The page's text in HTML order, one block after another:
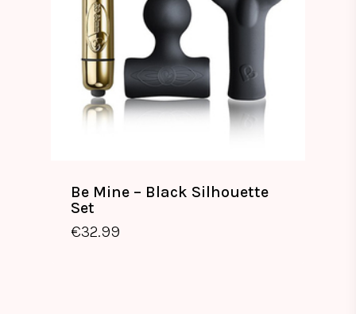
Be Mine – Black Silhouette
Set
€32.99